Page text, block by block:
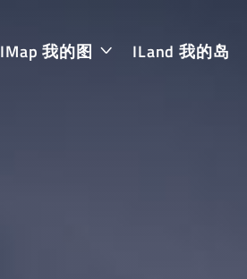
IMap 我的图 ILand 我的岛